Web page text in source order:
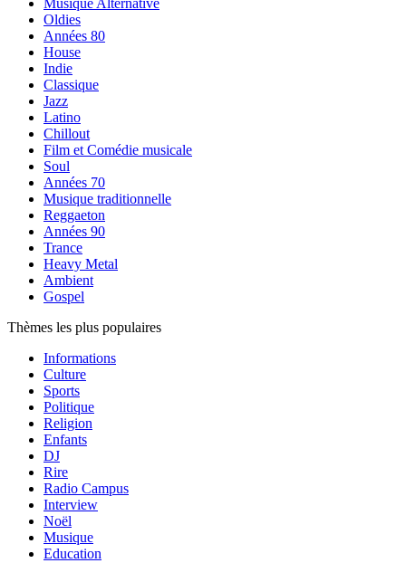
Musique Alternative
Oldies
Années 80
House
Indie
Classique
Jazz
Latino
Chillout
Film et Comédie musicale
Soul
Années 70
Musique traditionnelle
Reggaeton
Années 90
Trance
Heavy Metal
Ambient
Gospel
Thèmes les plus populaires
Informations
Culture
Sports
Politique
Religion
Enfants
DJ
Rire
Radio Campus
Interview
Noël
Musique
Education